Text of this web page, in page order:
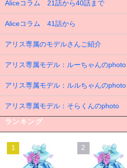
Aliceコラム 21話から40話まで
Aliceコラム 41話から
アリス専属のモデルさんご紹介
アリス専属モデル：ルーちゃんのphoto
アリス専属モデル：ルルちゃんのphoto
アリス専属モデル：そらくんのphoto
ランキング
1 2